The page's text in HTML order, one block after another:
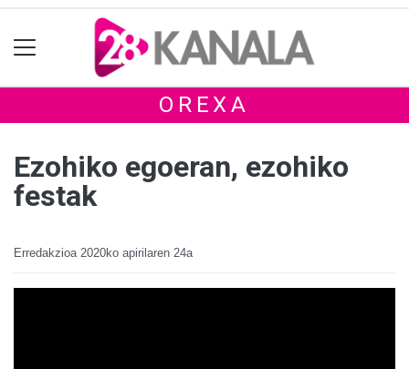
OREXA
Ezohiko egoeran, ezohiko
festak
Erredakzioa 2020ko apirilaren 24a